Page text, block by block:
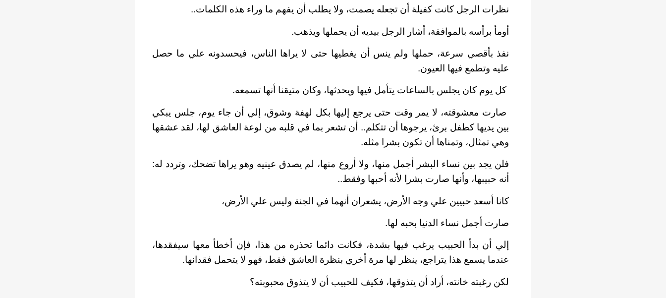
نظرات الرجل كانت كفيلة أن تجعله يصمت، ولا يطلب أن يفهم ما وراء هذه الكلمات..
أومأ برأسه بالموافقة، أشار الرجل بيديه أن يحملها ويذهب.
نفذ بأقصي سرعة، حملها ولم ينس أن يغطيها حتى لا يراها الناس، فيحسدونه علي ما حصل
عليه وتطمع فيها العيون.
كل يوم كان يجلس بالساعات يتأمل فيها ويحدثها، وكان متيقنا أنها تسمعه.
صارت معشوقته، لا يمر وقت حتى يرجع إليها بكل لهفة وشوق، إلي أن جاء يوم، جلس يبكي
بين يديها كطفل برئ، يرجوها أن تتكلم.. أن تشعر بما في قلبه من لوعة العاشق لها، لقد عشقها
وهي تمثال، وتمناها أن تكون بشرا مثله.
فلن يجد بين نساء البشر أجمل منها، ولا أروع منها، لم يصدق عينيه وهو يراها تضحك، وتردد له:
أنه حبيبها، وأنها صارت بشرا لأنه أحبها وفقط..
كانا أسعد حبيين علي وجه الأرض، يشعران أنهما في الجنة وليس علي الأرض،
صارت أجمل نساء الدنيا بحبه لها.
إلي أن بدأ الحبيب يرغب فيها بشدة، فكانت دائما تحذره من هذا، فإن أخطأ معها سيفقدها،
عندما يسمع هذا يتراجع، ينظر لها مرة أخري بنظرة العاشق فقط، فهو لا يتحمل فقدانها.
لكن رغبته خانته، أراد أن يتذوقها، فكيف للحبيب أن لا يتذوق محبوبته؟